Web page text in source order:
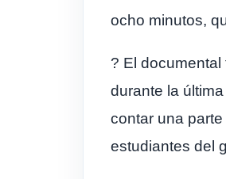
ocho minutos,
? El
durante la
contar una
estudiantes del